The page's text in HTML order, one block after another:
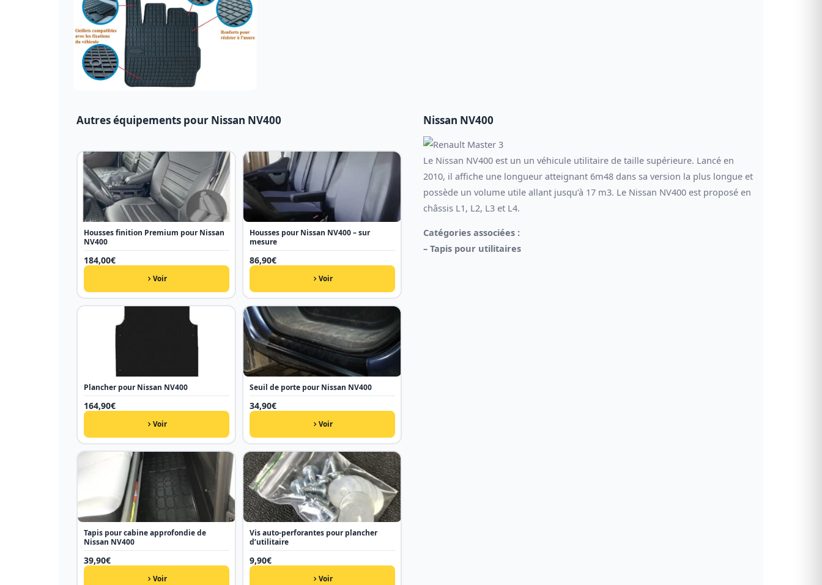
Autres équipements pour Nissan NV400
Housses finition Premium pour Nissan
NV400
184,00€
Voir
Housses pour Nissan NV400 – sur
mesure
86,90€
Voir
Plancher pour Nissan NV400
164,90€
Voir
Seuil de porte pour Nissan NV400
34,90€
Voir
Tapis pour cabine approfondie de
Nissan NV400
39,90€
Voir
Vis auto-perforantes pour plancher
d’utilitaire
9,90€
Voir
Nissan NV400
Le Nissan NV400 est un un véhicule utilitaire de taille supérieure. Lancé en
2010, il affiche une longueur atteignant 6m48 dans sa version la plus longue et
possède un volume utile allant jusqu’à 17 m3. Le Nissan NV400 est proposé en
châssis L1, L2, L3 et L4.
Catégories associées :
– Tapis pour utilitaires